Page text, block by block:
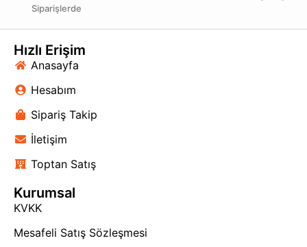
sipariş vererek yaşam alanlarınıza hem fonksiyonellik
Siparişlerde
Hızlı Erişim
Anasayfa
Hesabım
Sipariş Takip
İletişim
Toptan Satış
Kurumsal
KVKK
Mesafeli Satış Sözleşmesi